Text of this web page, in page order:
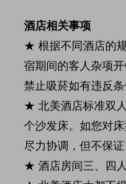
酒店相关事项
★ 根据不同酒店的
宿期间的客人杂项
禁止吸菸如有违反
★ 北美酒店标准双
个沙发床。如您对
尽力协调，但不保证
★ 酒店房间三、四